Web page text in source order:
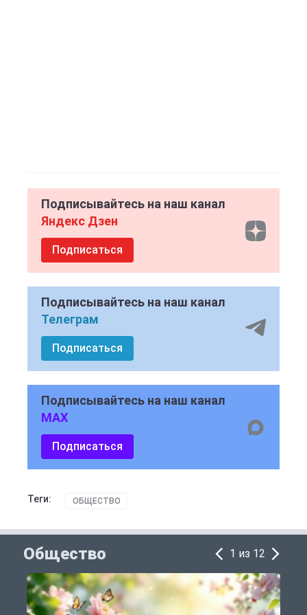
Подписывайтесь на наш канал
Яндекс Дзен
Подписаться
Подписывайтесь на наш канал
Телеграм
Подписаться
Подписывайтесь на наш канал
MAX
Подписаться
Теги: ОБЩЕСТВО
Общество 1 из 12